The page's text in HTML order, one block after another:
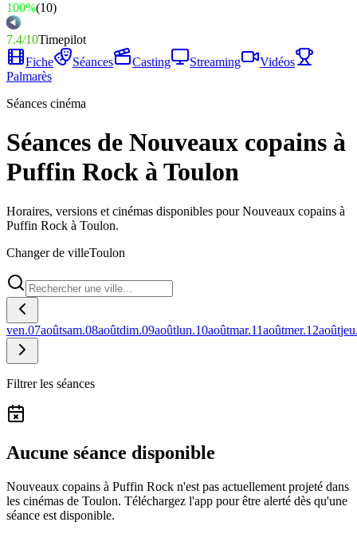
100%(10)
7.4/10Timepilot
Fiche
Séances Casting Streaming
Vidéos
Palmarès
Séances cinéma
Séances de Nouveaux copains à
Puffin Rock à Toulon
Horaires, versions et cinémas disponibles pour Nouveaux copains à
Puffin Rock à Toulon.
Changer de villeToulon
ven.07aoûtsam.08aoûtdim.09aoûtlun.10aoûtmar.11aoûtmer.12août
Filtrer les séances
Aucune séance disponible
Nouveaux copains à Puffin Rock n'est pas actuellement projeté dans
les cinémas de Toulon. Téléchargez l'app pour être alerté dès qu'une
séance est disponible.